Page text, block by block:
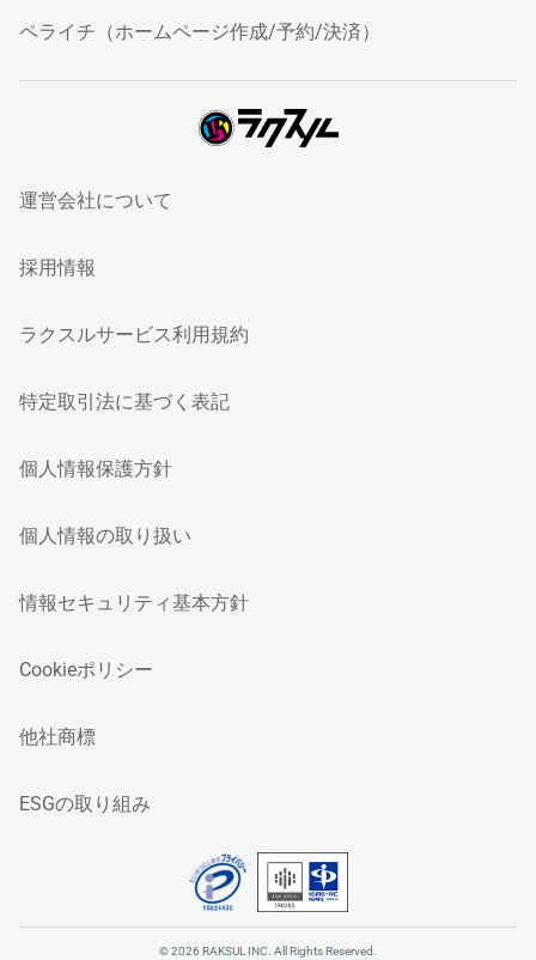
ペライチ（ホームページ作成/予約/決済）
運営会社について
採用情報
ラクスルサービス利用規約
特定取引法に基づく表記
個人情報保護方針
個人情報の取り扱い
情報セキュリティ基本方針
Cookieポリシー
他社商標
ESGの取り組み
© 2026 RAKSUL INC. All Rights Reserved.